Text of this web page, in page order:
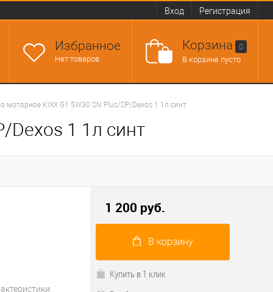
Вход Регистрация
Избранное
Нет товаров
Корзина
0
В корзине пусто
моторное KIXX G1 5W30 SN Plus/SP/Dexos 1 1л синт
Dexos 1 1л синт
1 200 руб.
В корзину
Купить в 1 клик